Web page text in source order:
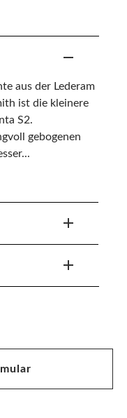
aus der Lederam
ist die kleinere
S2.
gebogenen